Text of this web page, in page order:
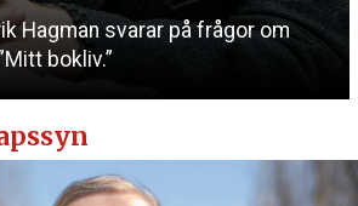
Hagman svarar på frågor om
bokliv.”